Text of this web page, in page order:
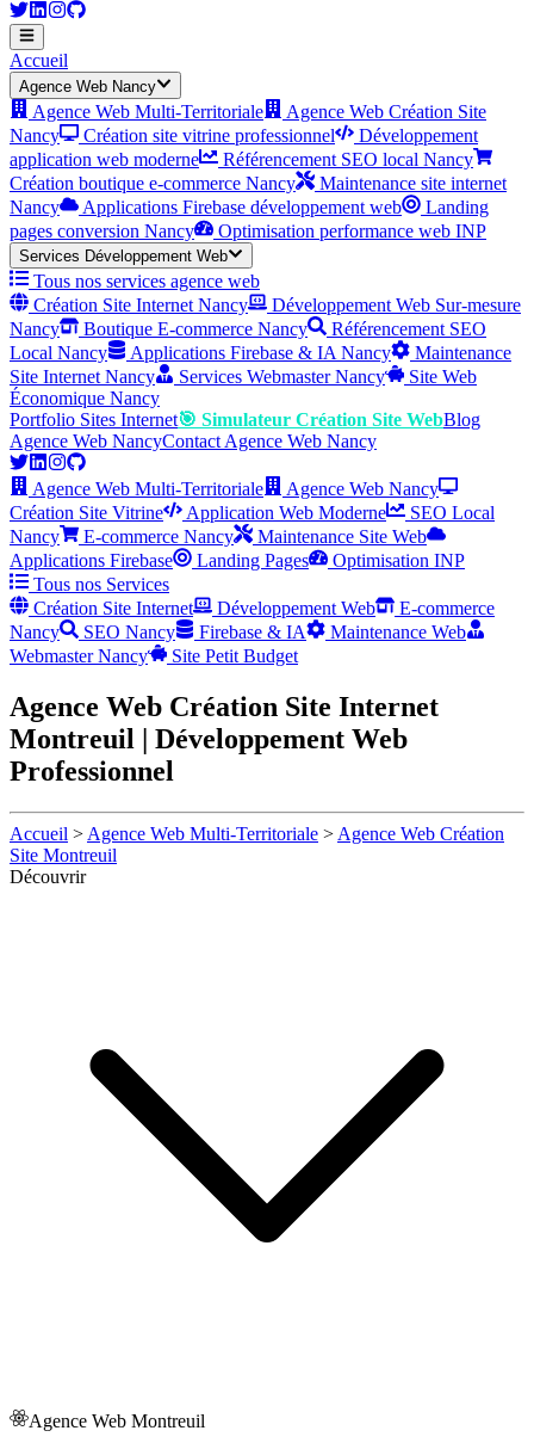
Accueil
Agence Web Nancy
Agence Web Multi-Territoriale
Agence Web Création Site
Nancy
Création site vitrine professionnel
Développement
application web moderne
Référencement SEO local Nancy
Création boutique e-commerce Nancy
Maintenance site internet
Nancy
Applications Firebase développement web
Landing
pages conversion Nancy
Optimisation performance web INP
Services Développement Web
Tous nos services agence web
Création Site Internet Nancy
Développement Web Sur-mesure
Nancy
Boutique E-commerce Nancy
Référencement SEO
Local Nancy
Applications Firebase & IA Nancy
Maintenance
Site Internet Nancy
Services Webmaster Nancy
Site Web
Économique Nancy
Portfolio Sites Internet🎯 Simulateur Création Site WebBlog
Agence Web NancyContact Agence Web Nancy
Agence Web Multi-Territoriale
Agence Web Nancy
Création Site Vitrine
Application Web Moderne
SEO Local
Nancy
E-commerce Nancy
Maintenance Site Web
Applications Firebase
Landing Pages
Optimisation INP
Tous nos Services
Création Site Internet
Développement Web
E-commerce
Nancy
SEO Nancy Firebase & IA
Maintenance Web
Webmaster Nancy
Site Petit Budget
Agence Web Création Site Internet
Montreuil | Développement Web
Professionnel
Accueil > Agence Web Multi-Territoriale > Agence Web Création
Site Montreuil
Découvrir
Agence Web Montreuil